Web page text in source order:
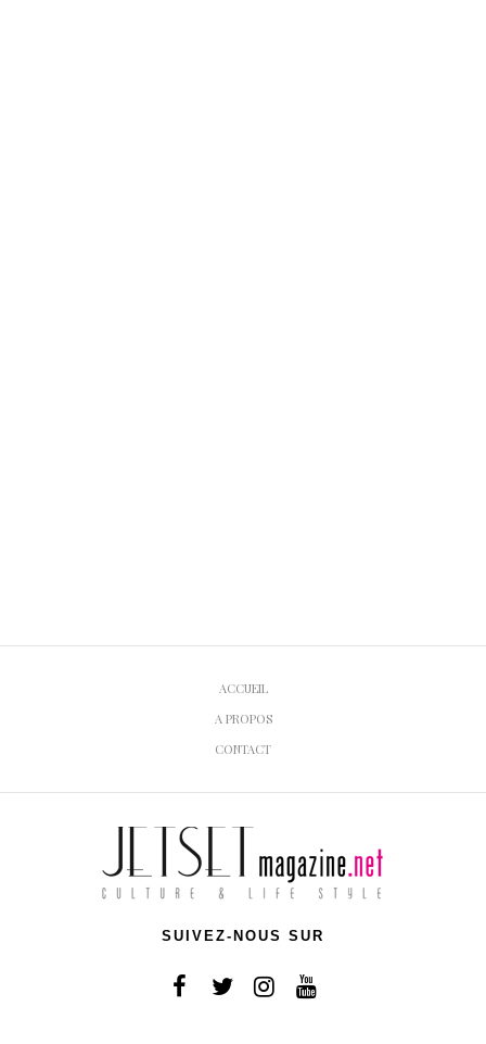
ACCUEIL
A PROPOS
CONTACT
SUIVEZ-NOUS SUR